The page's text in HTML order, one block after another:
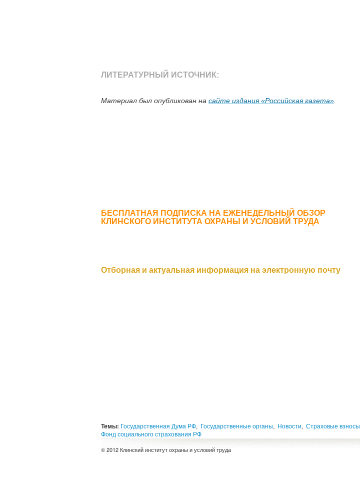
ЛИТЕРАТУРНЫЙ ИСТОЧНИК:
Материал был опубликован на сайте издания «Российская газета».
БЕСПЛАТНАЯ ПОДПИСКА НА ЕЖЕНЕДЕЛЬНЫЙ ОБЗОР
КЛИНСКОГО ИНСТИТУТА ОХРАНЫ И УСЛОВИЙ ТРУДА
Отборная и актуальная информация на электронную почту
Темы: Государственная Дума РФ, Государственные органы, Новости, Страховые взносы
Фонд социального страхования РФ
© 2012 Клинский институт охраны и условий труда